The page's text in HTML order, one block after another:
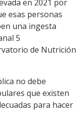
en 2021 por
esas personas
una ingesta
5
de Nutrición
no debe
que existen
para hacer